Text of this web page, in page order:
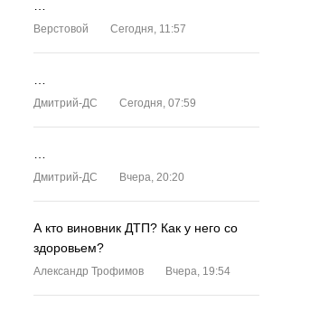
Верстовой Сегодня, 11:57
Дмитрий-ДС Сегодня, 07:59
Дмитрий-ДС Вчера, 20:20
А кто виновник ДТП? Как у него со
здоровьем?
Александр Трофимов Вчера, 19:54